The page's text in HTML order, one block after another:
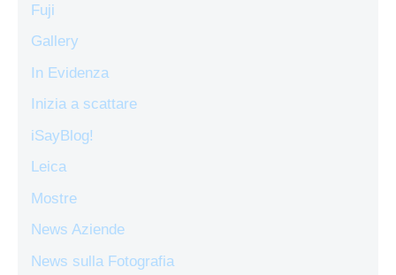
Fuji
Gallery
In Evidenza
Inizia a scattare
iSayBlog!
Leica
Mostre
News Aziende
News sulla Fotografia